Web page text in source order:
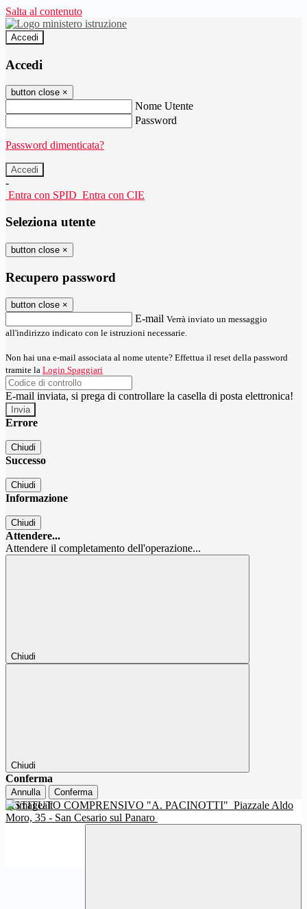
Salta al contenuto
Accedi
Accedi
button close ×
Nome Utente
Password
Password dimenticata?
-
Entra con SPID Entra con CIE
Seleziona utente
button close ×
Recupero password
button close ×
E-mail Verrà inviato un messaggio
all'indirizzo indicato con le istruzioni necessarie.
Non hai una e-mail associata al nome utente? Effettua il reset della password
tramite la Login Spaggiari
E-mail inviata, si prega di controllare la casella di posta elettronica!
Errore
Chiudi
Successo
Chiudi
Informazione
Chiudi
Attendere...
Attendere il completamento dell'operazione...
Chiudi
Chiudi
Conferma
Annulla Conferma
ISTITUTO COMPRENSIVO "A. PACINOTTI" Piazzale Aldo
Moro, 35 - San Cesario sul Panaro